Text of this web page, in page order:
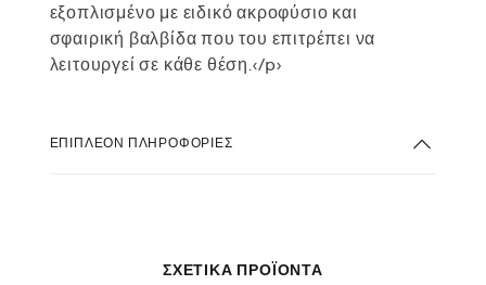
εξοπλισμένο με ειδικό ακροφύσιο και
σφαιρική βαλβίδα που του επιτρέπει να
λειτουργεί σε κάθε θέση.</p>
ΕΠΙΠΛΈΟΝ ΠΛΗΡΟΦΟΡΊΕΣ
ΣΧΕΤΙΚΆ ΠΡΟΪΌΝΤΑ